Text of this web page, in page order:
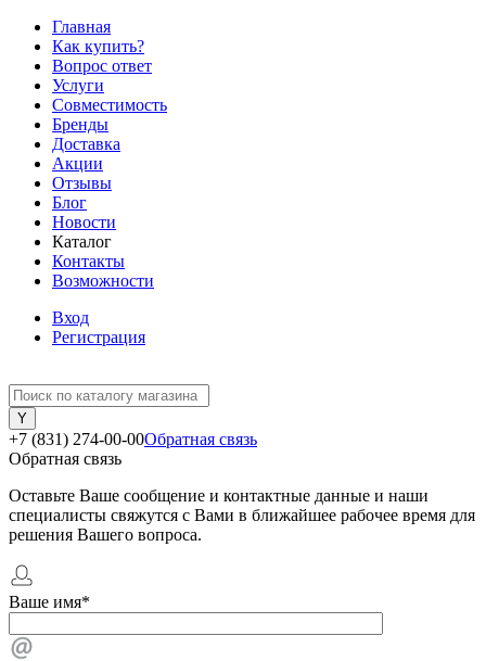
Главная
Как купить?
Вопрос ответ
Услуги
Совместимость
Бренды
Доставка
Акции
Отзывы
Блог
Новости
Каталог
Контакты
Возможности
Вход
Регистрация
+7 (831) 274-00-00Обратная связь
Обратная связь
Оставьте Ваше сообщение и контактные данные и наши
специалисты свяжутся с Вами в ближайшее рабочее время для
решения Вашего вопроса.
Ваше имя*